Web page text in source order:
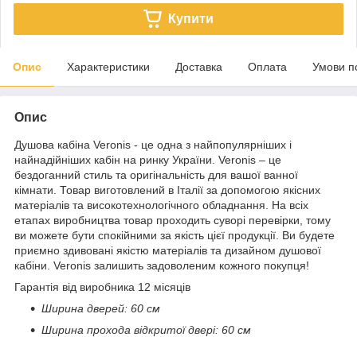
Купити
Опис Характеристики Доставка Оплата Умови
Опис
Душова кабіна Veronis - це одна з найпопулярніших і
найнадійніших кабін на ринку України. Veronis – це
бездоганний стиль та оригінальність для вашої ванної
кімнати. Товар виготовлений в Італії за допомогою якісних
матеріалів та високотехнологічного обладнання. На всіх
етапах виробництва товар проходить суворі перевірки, тому
ви можете бути спокійними за якість цієї продукції. Ви будете
приємно здивовані якістю матеріалів та дизайном душової
кабіни. Veronis залишить задоволеним кожного покупця!
Гарантія від виробника 12 місяців
Ширина дверей: 60 см
Ширина прохода відкритої двері: 60 см